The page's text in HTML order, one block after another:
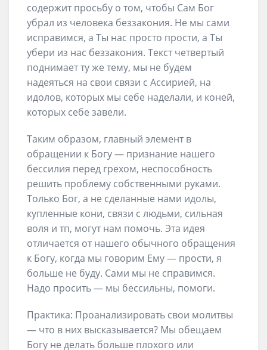
содержит просьбу о том, чтобы Сам Бог
убрал из человека беззакония. Не мы сами
исправимся, а Ты нас просто прости, а Ты
убери из нас беззакония. Текст четвертый
поднимает ту же тему, мы не будем
надеяться на свои связи с Ассирией, на
идолов, которых мы себе наделали, и коней,
которых себе завели.
Таким образом, главный элемент в
обращении к Богу — признание нашего
бессилия перед грехом, неспособность
решить проблему собственными руками.
Только Бог, а не сделанные нами идолы,
купленные кони, связи с людьми, сильная
воля и тп, могут нам помочь. Эта идея
отличается от нашего обычного обращения
к Богу, когда мы говорим Ему — прости, я
больше не буду. Сами мы не справимся.
Надо просить — мы бессильны, помоги.
Практика: Проанализировать свои молитвы
— что в них высказывается? Мы обещаем
Богу не делать больше плохого или